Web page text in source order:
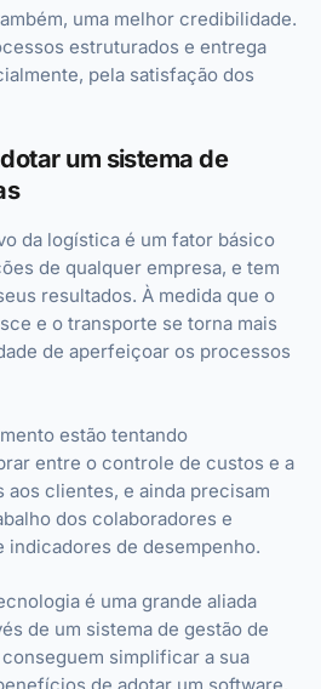
uma melhor credibilidade.
estruturados e entrega
pela satisfação dos
um sistema de
da logística é um fator básico
de qualquer empresa, e tem
resultados. À medida que o
e o transporte se torna mais
de aperfeiçoar os processos
estão tentando
entre o controle de custos e a
clientes, e ainda precisam
dos colaboradores e
indicadores de desempenho.
é uma grande aliada
de um sistema de gestão de
simplificar a sua